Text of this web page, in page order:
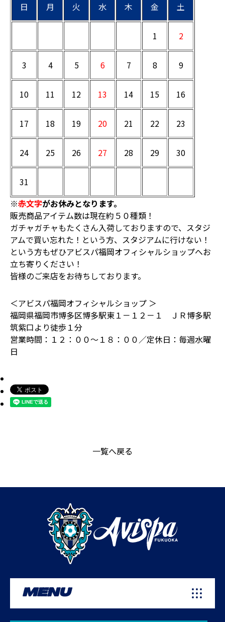
日 月 火 水 木 金 土
1 2
3 4 5 6 7 8 9
10 11 12 13 14 15 16
17 18 19 20 21 22 23
24 25 26 27 28 29 30
31
※赤文字がお休みとなります。
販売商品アイテム数は現在約５０種類！
ガチャガチャもたくさん入荷しておりますので、スタジ
アムで買い忘れた！という方、スタジアムに行けない！
という方もぜひアビスパ福岡オフィシャルショップへお
立ち寄りください！
皆様のご来店をお待ちしております。
＜アビスパ福岡オフィシャルショップ ＞
福岡県福岡市博多区博多駅東１－１２－１ ＪＲ博多駅
筑紫口より徒歩１分
営業時間：１２：００～１８：００／定休日：毎週水曜
日
一覧へ戻る
MENU